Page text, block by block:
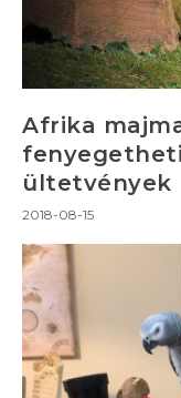
Afrika
ültetvények
2018-08-15